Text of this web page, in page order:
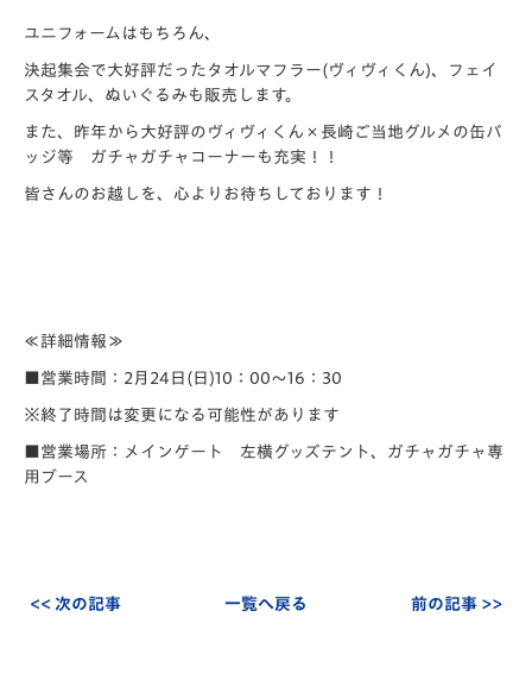
ユニフォームはもちろん、
決起集会で大好評だったタオルマフラー(ヴィヴィくん)、フェイ
スタオル、ぬいぐるみも販売します。
また、昨年から大好評のヴィヴィくん×長崎ご当地グルメの缶バ
ッジ等 ガチャガチャコーナーも充実！！
皆さんのお越しを、心よりお待ちしております！
≪詳細情報≫
■営業時間：2月24日(日)10：00～16：30
※終了時間は変更になる可能性があります
■営業場所：メインゲート 左横グッズテント、ガチャガチャ専
用ブース
<< 次の記事 一覧へ戻る 前の記事 >>